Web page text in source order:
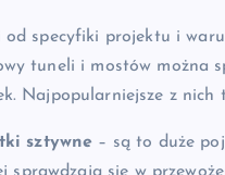
od specyfiki projektu i
tuneli i mostów można
Najpopularniejsze z nich
sztywne – są to duże